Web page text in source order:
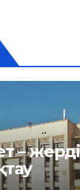
– жердің